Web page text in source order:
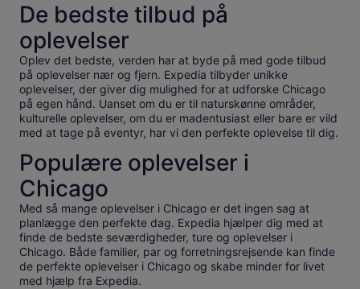
De bedste tilbud på
oplevelser
Oplev det bedste, verden har at byde på med gode tilbud
på oplevelser nær og fjern. Expedia tilbyder unikke
oplevelser, der giver dig mulighed for at udforske Chicago
på egen hånd. Uanset om du er til naturskønne områder,
kulturelle oplevelser, om du er madentusiast eller bare er vild
med at tage på eventyr, har vi den perfekte oplevelse til dig.
Populære oplevelser i
Chicago
Med så mange oplevelser i Chicago er det ingen sag at
planlægge den perfekte dag. Expedia hjælper dig med at
finde de bedste seværdigheder, ture og oplevelser i
Chicago. Både familier, par og forretningsrejsende kan finde
de perfekte oplevelser i Chicago og skabe minder for livet
med hjælp fra Expedia.